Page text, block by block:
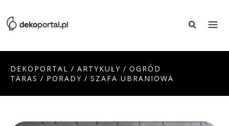
DEKOPORTAL / ARTYKUŁY / OGRÓD
TARAS / PORADY / SZAFA UBRANIOWA